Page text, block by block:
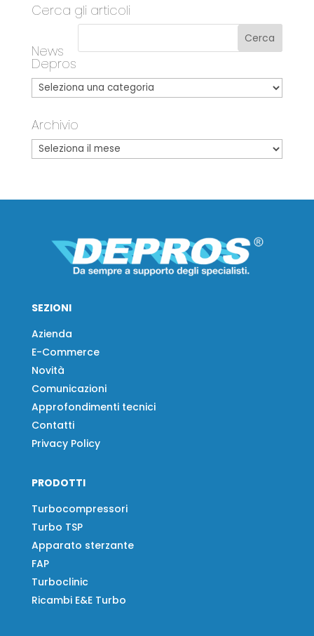
Cerca gli articoli
News
Depros
Archivio
SEZIONI
Azienda
E-Commerce
Novità
Comunicazioni
Approfondimenti tecnici
Contatti
Privacy Policy
PRODOTTI
Turbocompressori
Turbo TSP
Apparato sterzante
FAP
Turboclinic
Ricambi E&E Turbo